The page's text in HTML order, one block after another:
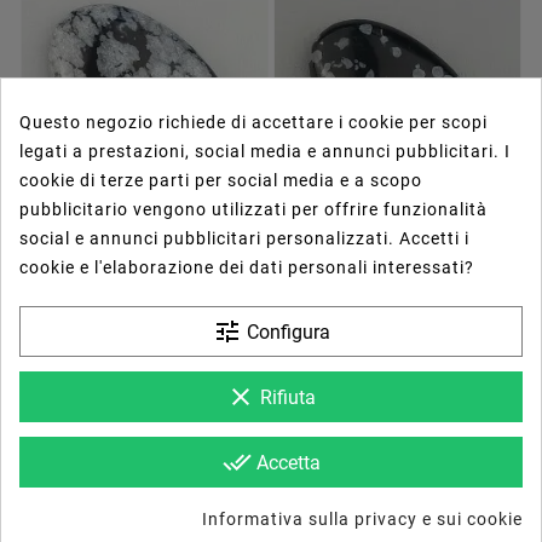
1pz
  

Ossidiana Fiocco Di Neve
Naturale Forma Goccia
Piatto Cabochon Liscio
29X18X4mm 17,45 Carati
1pz
  

Ossidiana Fiocco Di Neve
Naturale Forma Ovale
Piatto Cabochon Liscio
23X13X5mm 11,45 Carati
1pz
Questo negozio richiede di accettare i cookie per scopi
legati a prestazioni, social media e annunci pubblicitari. I
cookie di terze parti per social media e a scopo
pubblicitario vengono utilizzati per offrire funzionalità
social e annunci pubblicitari personalizzati. Accetti i
cookie e l'elaborazione dei dati personali interessati?
tune Configura
clear Rifiuta
done_all Accetta
Informativa sulla privacy e sui cookie